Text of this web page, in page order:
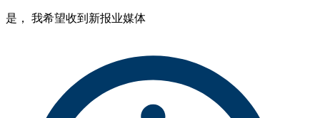
是， 我希望收到新报业媒体